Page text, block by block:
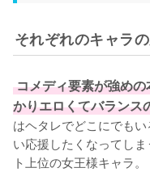
それぞれのキャラ
コメディ要素が強めの本作ですが、エッチシーンはしっ
かりエロくてバランス
はヘタレでどこにでも
い応援したくなってし
ト上位の女王様キャラ。